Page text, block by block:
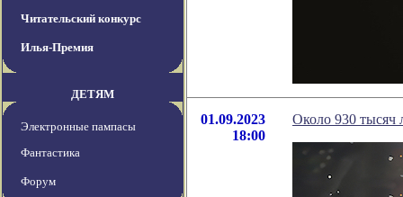
Читательский конкурс
Илья-Премия
ДЕТЯМ
Электронные пампасы
Фантастика
Форум
01.09.2023
18:00
Около 930 тысяч